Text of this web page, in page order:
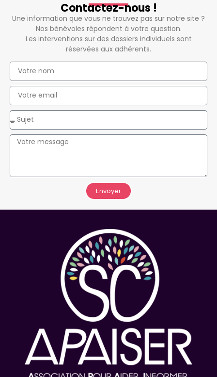
Contactez-nous !
Une information que vous ne trouvez pas sur notre site ?
Nos bénévoles répondent à votre question.
Les interventions sur des dossiers individuels sont
réservées aux adhérents.
Envoyer